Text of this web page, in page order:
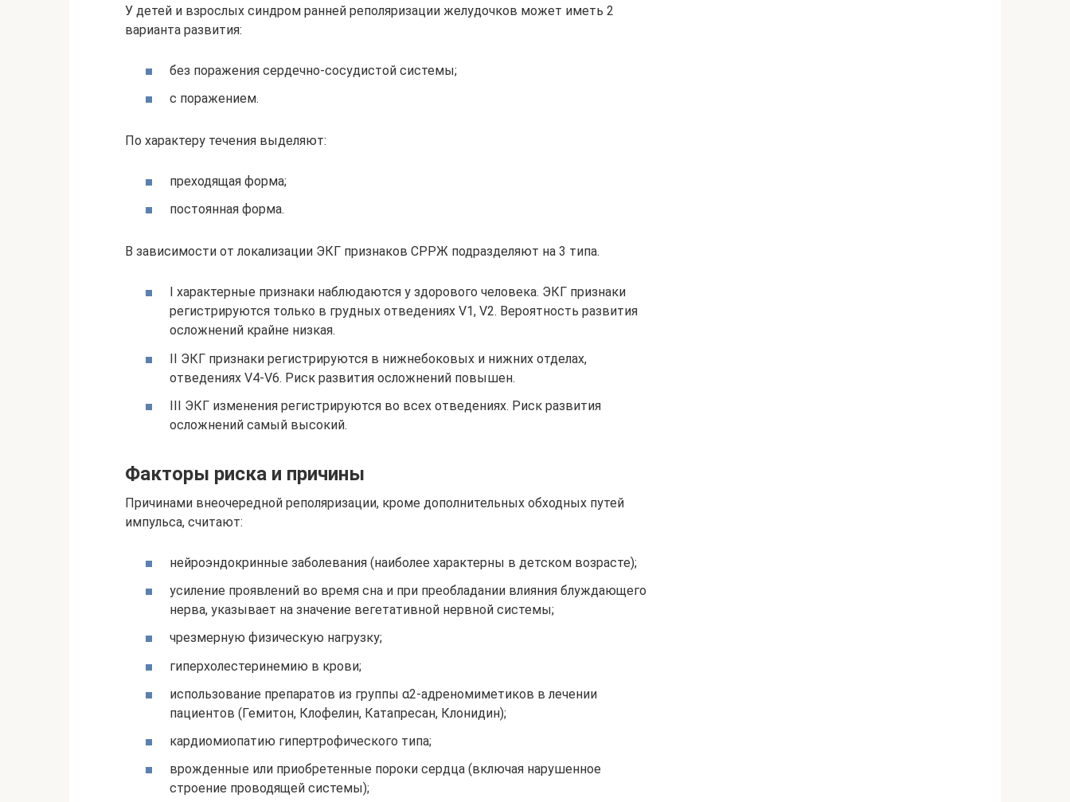
У детей и взрослых синдром ранней реполяризации желудочков может иметь 2
варианта развития:
без поражения сердечно-сосудистой системы;
с поражением.
По характеру течения выделяют:
преходящая форма;
постоянная форма.
В зависимости от локализации ЭКГ признаков СРРЖ подразделяют на 3 типа.
I характерные признаки наблюдаются у здорового человека. ЭКГ признаки
регистрируются только в грудных отведениях V1, V2. Вероятность развития
осложнений крайне низкая.
II ЭКГ признаки регистрируются в нижнебоковых и нижних отделах,
отведениях V4-V6. Риск развития осложнений повышен.
III ЭКГ изменения регистрируются во всех отведениях. Риск развития
осложнений самый высокий.
Факторы риска и причины
Причинами внеочередной реполяризации, кроме дополнительных обходных путей
импульса, считают:
нейроэндокринные заболевания (наиболее характерны в детском возрасте);
усиление проявлений во время сна и при преобладании влияния блуждающего
нерва, указывает на значение вегетативной нервной системы;
чрезмерную физическую нагрузку;
гиперхолестеринемию в крови;
использование препаратов из группы α2-адреномиметиков в лечении
пациентов (Гемитон, Клофелин, Катапресан, Клонидин);
кардиомиопатию гипертрофического типа;
врожденные или приобретенные пороки сердца (включая нарушенное
строение проводящей системы);